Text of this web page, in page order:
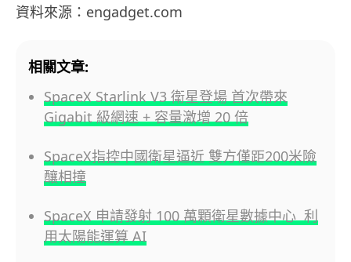
資料來源：engadget.com
相關文章:
SpaceX Starlink V3 衛星登場 首次帶來
Gigabit 級網速 + 容量激增 20 倍
SpaceX指控中國衛星逼近 雙方僅距200米險
釀相撞
SpaceX 申請發射 100 萬顆衛星數據中心 利
用太陽能運算 AI